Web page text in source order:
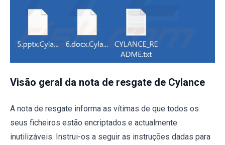
Visão geral da nota de resgate de Cylance
A nota de resgate informa as vítimas de que todos os
seus ficheiros estão encriptados e actualmente
inutilizáveis. Instrui-os a seguir as instruções dadas para